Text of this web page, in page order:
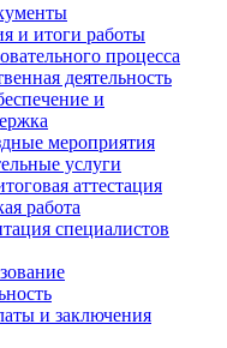
и итоги работы
процесса
деятельность
и
мероприятия
услуги
аттестация
работа
специалистов
и заключения